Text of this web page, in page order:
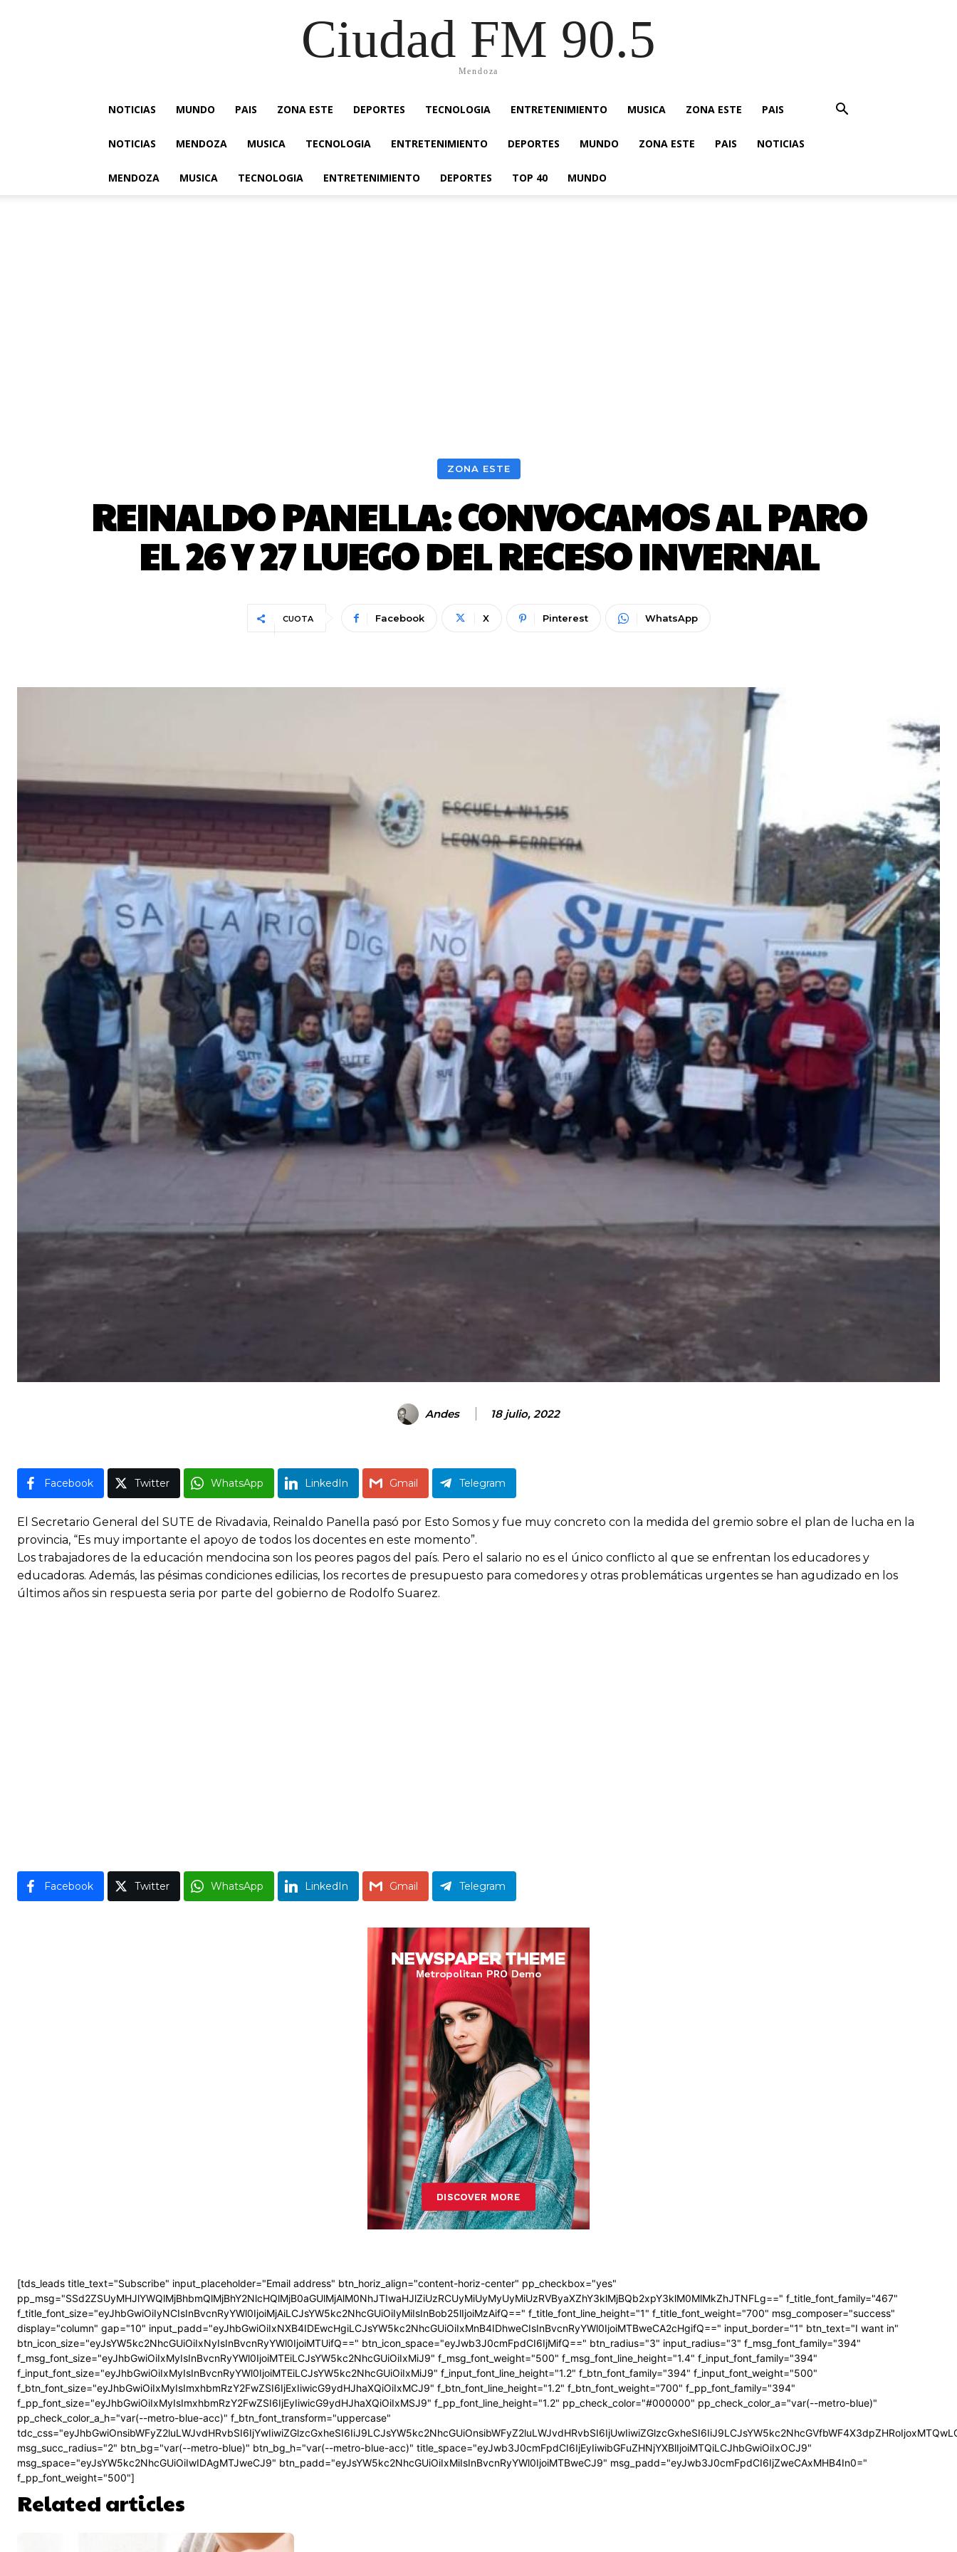
Ciudad FM 90.5
Mendoza
NOTICIAS MUNDO PAIS ZONA ESTE DEPORTES TECNOLOGIA ENTRETENIMIENTO MUSICA ZONA ESTE PAIS
NOTICIAS MENDOZA MUSICA TECNOLOGIA ENTRETENIMIENTO DEPORTES MUNDO ZONA ESTE PAIS NOTICIAS
MENDOZA MUSICA TECNOLOGIA ENTRETENIMIENTO DEPORTES TOP 40 MUNDO
ZONA ESTE
REINALDO PANELLA: CONVOCAMOS AL PARO
EL 26 Y 27 LUEGO DEL RECESO INVERNAL
CUOTA Facebook X Pinterest WhatsApp
Andes 18 julio, 2022
Facebook Twitter WhatsApp LinkedIn Gmail Telegram
El Secretario General del SUTE de Rivadavia, Reinaldo Panella pasó por Esto Somos y fue muy concreto con la medida del gremio sobre el plan de lucha en la
provincia, “Es muy importante el apoyo de todos los docentes en este momento”.
Los trabajadores de la educación mendocina son los peores pagos del país. Pero el salario no es el único conflicto al que se enfrentan los educadores y
educadoras. Además, las pésimas condiciones edilicias, los recortes de presupuesto para comedores y otras problemáticas urgentes se han agudizado en los
últimos años sin respuesta seria por parte del gobierno de Rodolfo Suarez.
Facebook Twitter WhatsApp LinkedIn Gmail Telegram
[tds_leads title_text="Subscribe" input_placeholder="Email address" btn_horiz_align="content-horiz-center" pp_checkbox="yes"
pp_msg="SSd2ZSUyMHJlYWQlMjBhbmQlMjBhY2NlcHQlMjB0aGUlMjAlM0NhJTIwaHJlZiUzRCUyMiUyMyUyMiUzRVByaXZhY3klMjBQb2xpY3klM0MlMkZhJTNFLg==" f_title_font_family="467"
f_title_font_size="eyJhbGwiOiIyNCIsInBvcnRyYWl0IjoiMjAiLCJsYW5kc2NhcGUiOiIyMiIsInBob25lIjoiMzAifQ==" f_title_font_line_height="1" f_title_font_weight="700" msg_composer="success"
display="column" gap="10" input_padd="eyJhbGwiOiIxNXB4IDEwcHgiLCJsYW5kc2NhcGUiOiIxMnB4IDhweCIsInBvcnRyYWl0IjoiMTBweCA2cHgifQ==" input_border="1" btn_text="I want in"
btn_icon_size="eyJsYW5kc2NhcGUiOiIxNyIsInBvcnRyYWl0IjoiMTUifQ==" btn_icon_space="eyJwb3J0cmFpdCI6IjMifQ==" btn_radius="3" input_radius="3" f_msg_font_family="394"
f_msg_font_size="eyJhbGwiOiIxMyIsInBvcnRyYWl0IjoiMTEiLCJsYW5kc2NhcGUiOiIxMiJ9" f_msg_font_weight="500" f_msg_font_line_height="1.4" f_input_font_family="394"
f_input_font_size="eyJhbGwiOiIxMyIsInBvcnRyYWl0IjoiMTEiLCJsYW5kc2NhcGUiOiIxMiJ9" f_input_font_line_height="1.2" f_btn_font_family="394" f_input_font_weight="500"
f_btn_font_size="eyJhbGwiOiIxMyIsImxhbmRzY2FwZSI6IjExIiwicG9ydHJhaXQiOiIxMCJ9" f_btn_font_line_height="1.2" f_btn_font_weight="700" f_pp_font_family="394"
f_pp_font_size="eyJhbGwiOiIxMyIsImxhbmRzY2FwZSI6IjEyIiwicG9ydHJhaXQiOiIxMSJ9" f_pp_font_line_height="1.2" pp_check_color="#000000" pp_check_color_a="var(--metro-blue)"
pp_check_color_a_h="var(--metro-blue-acc)" f_btn_font_transform="uppercase"
msg_succ_radius="2" btn_bg="var(--metro-blue)" btn_bg_h="var(--metro-blue-acc)" title_space="eyJwb3J0cmFpdCI6IjEyIiwibGFuZHNjYXBlIjoiMTQiLCJhbGwiOiIxOCJ9"
msg_space="eyJsYW5kc2NhcGUiOiIwIDAgMTJweCJ9" btn_padd="eyJsYW5kc2NhcGUiOiIxMiIsInBvcnRyYWl0IjoiMTBweCJ9" msg_padd="eyJwb3J0cmFpdCI6IjZweCAxMHB4In0="
f_pp_font_weight="500"]
Related articles